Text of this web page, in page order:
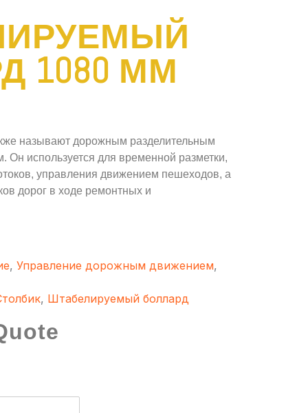
1080 ММ
называют дорожным разделительным
Он используется для временной разметки,
управления движением пешеходов, а
дорог в ходе ремонтных и
, Управление дорожным движением,
, Штабелируемый боллард